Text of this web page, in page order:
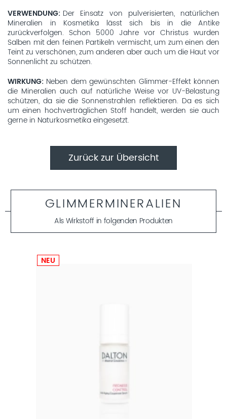
VERWENDUNG Der Einsatz von pulverisierten, natürlichen
Mineralien in Kosmetika lässt sich bis in die Antike
zurückverfolgen. Schon 5000 Jahre vor Christus wurden
Salben mit den feinen Partikeln vermischt, um zum einen den
Teint zu verschönen, zum anderen aber auch um die Haut vor
Sonnenlicht zu schützen.
WIRKUNG Neben dem gewünschten Glimmer-Effekt können
die Mineralien auch auf natürliche Weise vor UV-Belastung
schützen, da sie die Sonnenstrahlen reflektieren. Da es sich
um einen hochverträglichen Stoff handelt, werden sie auch
gerne in Naturkosmetika eingesetzt.
Zurück zur Übersicht
GLIMMERMINERALIEN
Als Wirkstoff in folgenden Produkten
NEU